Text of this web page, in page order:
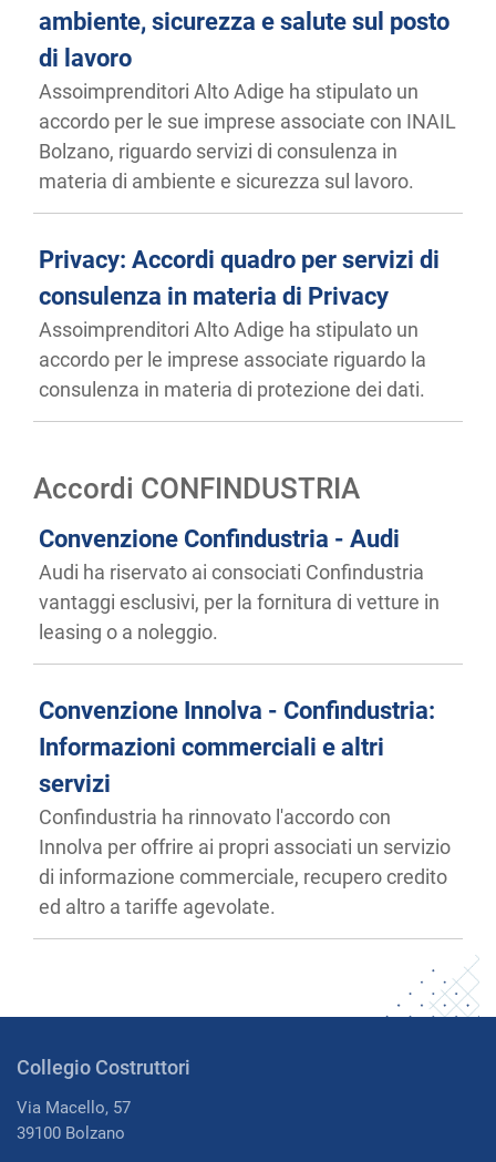
ambiente, sicurezza e salute sul posto
di lavoro
Assoimprenditori Alto Adige ha stipulato un
accordo per le sue imprese associate con INAIL
Bolzano, riguardo servizi di consulenza in
materia di ambiente e sicurezza sul lavoro.
Privacy: Accordi quadro per servizi di
consulenza in materia di Privacy
Assoimprenditori Alto Adige ha stipulato un
accordo per le imprese associate riguardo la
consulenza in materia di protezione dei dati.
Accordi CONFINDUSTRIA
Convenzione Confindustria - Audi
Audi ha riservato ai consociati Confindustria
vantaggi esclusivi, per la fornitura di vetture in
leasing o a noleggio.
Convenzione Innolva - Confindustria:
Informazioni commerciali e altri
servizi
Confindustria ha rinnovato l'accordo con
Innolva per offrire ai propri associati un servizio
di informazione commerciale, recupero credito
ed altro a tariffe agevolate.
Collegio Costruttori
Via Macello, 57
39100 Bolzano